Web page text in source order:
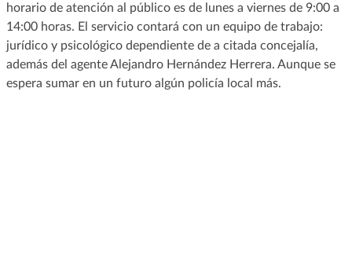
horario de atención al público es de lunes a viernes de 9:00 a
14:00 horas. El servicio contará con un equipo de trabajo:
jurídico y psicológico dependiente de a citada concejalía,
además del agente Alejandro Hernández Herrera. Aunque se
espera sumar en un futuro algún policía local más.